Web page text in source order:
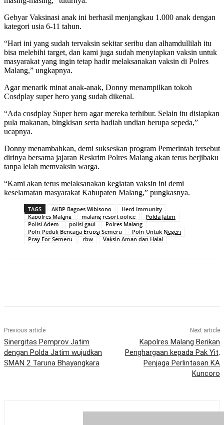
Gebyar Vaksinasi anak ini berhasil menjangkau 1.000 anak dengan
kategori usia 6-11 tahun.
“Hari ini yang sudah tervaksin sekitar seribu dan alhamdullilah itu
bisa melebihi target, dan kami juga sudah menyiapkan vaksin untuk
masyarakat yang ingin tetap hadir melaksanakan vaksin di Polres
Malang,” ungkapnya.
Agar menarik minat anak-anak, Donny menampilkan tokoh
Cosdplay super hero yang sudah dikenal.
“Ada cosdplay Super hero agar mereka terhibur. Selain itu disiapkan
pula makanan, bingkisan serta hadiah undian berupa sepeda,”
ucapnya.
Donny menambahkan, demi sukseskan program Pemerintah tersebut
dirinya bersama jajaran Reskrim Polres Malang akan terus berjibaku
tanpa lelah memvaksin warga.
“Kami akan terus melaksanakan kegiatan vaksin ini demi
keselamatan masyarakat Kabupaten Malang,” pungkasnya.
TAGS AKBP Bagoes Wibisono
Herd Immunity
Kapolres Malang
malang resort police
Polda Jatim
Polisi Adem
polisi gaul
Polres Malang
Polri Peduli Bencana Erupsi Semeru
Polri Untuk Negeri
Pray For Semeru
rbw Vaksin Aman dan Halal
Previous article
Sinergitas Pemprov Jatim
dengan Polda Jatim wujudkan
SMAN 2 Taruna Bhayangkara
Next article
Kapolres Malang Berikan
Penghargaan kepada Pak Yit,
Penjaga Perlintasan KA
Kuncoro